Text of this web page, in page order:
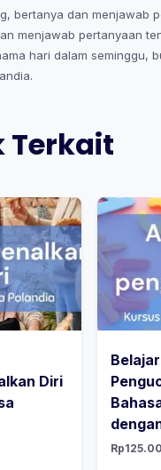
bertanya dan menjawab
menjawab pertanyaan
hari dalam seminggu,
Terkait
Diri
Rp